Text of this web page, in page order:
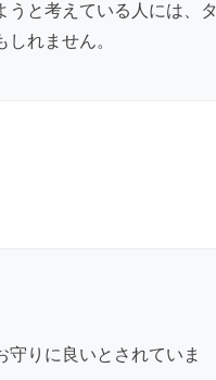
うと考えている人には、タ
れません。
守りに良いとされていま